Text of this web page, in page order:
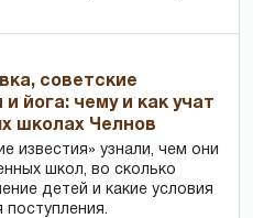
советские
и йога: чему и как учат
школах Челнов
известия» узнали, чем они
школ, во сколько
детей и какие условия